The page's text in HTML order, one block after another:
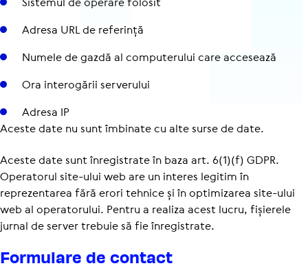
Adresa URL de referință
Numele de gazdă al com­pu­te­ru­lui care accesează
Ora inte­ro­gă­rii ser­ve­ru­lui
Adresa IP
Aceste date nu sunt îmbinate cu alte surse de date.
Aceste date sunt înregistrate în baza art. 6(1)(f) GDPR.
Operatorul site-ului web are un interes legitim în
reprezentarea fără erori tehnice și în optimizarea site-ului
web al operatorului. Pentru a realiza acest lucru, fișierele
jurnal de server trebuie să fie înregistrate.
Formulare de contact